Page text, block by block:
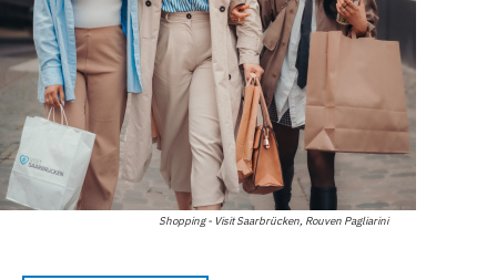
Shopping - Visit Saarbrücken, Rouven Pagliarini